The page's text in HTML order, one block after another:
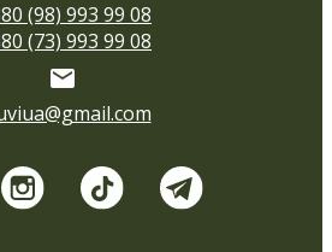
(98) 993 99 08
(73) 993 99 08